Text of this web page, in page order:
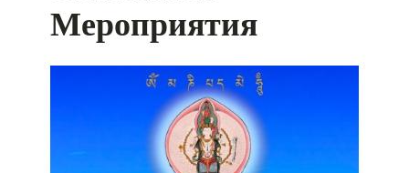
Мероприятия